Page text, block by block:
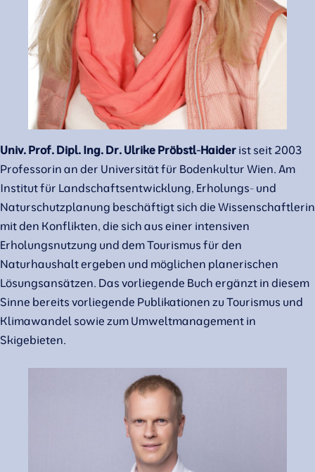
Univ. Prof. Dipl. Ing. Dr. Ulrike Pröbstl-Haider ist seit 2003
Professorin an der Universität für Bodenkultur Wien. Am
Institut für Landschaftsentwicklung, Erholungs- und
Naturschutzplanung beschäftigt sich die Wissenschaftlerin
mit den Konflikten, die sich aus einer intensiven
Erholungsnutzung und dem Tourismus für den
Naturhaushalt ergeben und möglichen planerischen
Lösungsansätzen. Das vorliegende Buch ergänzt in diesem
Sinne bereits vorliegende Publikationen zu Tourismus und
Klimawandel sowie zum Umweltmanagement in
Skigebieten.